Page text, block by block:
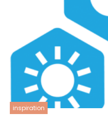
inspiration